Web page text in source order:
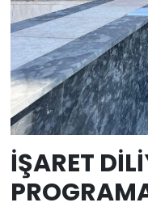
İŞARET